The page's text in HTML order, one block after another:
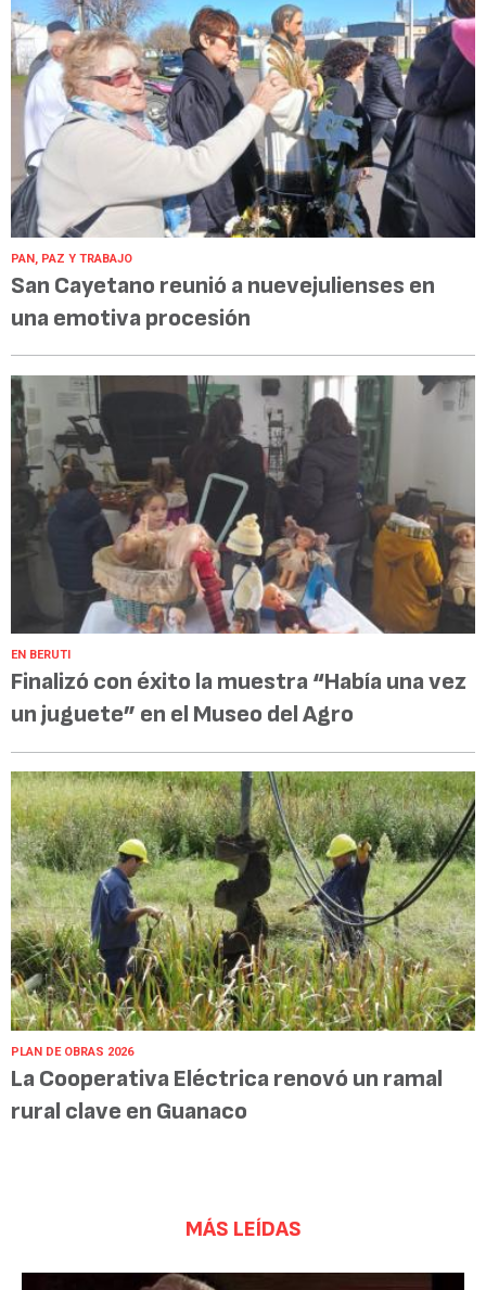
PAN, PAZ Y TRABAJO
San Cayetano reunió a nuevejulienses en
una emotiva procesión
EN BERUTI
Finalizó con éxito la muestra “Había una vez
un juguete” en el Museo del Agro
PLAN DE OBRAS 2026
La Cooperativa Eléctrica renovó un ramal
rural clave en Guanaco
MÁS LEÍDAS